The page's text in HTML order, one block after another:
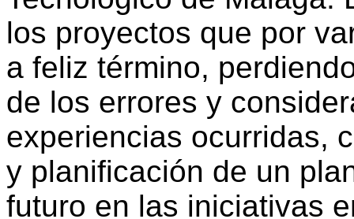
los proyectos que por
a feliz término,
de los errores y
experiencias ocurridas,
y planificación de un
futuro en las iniciativas